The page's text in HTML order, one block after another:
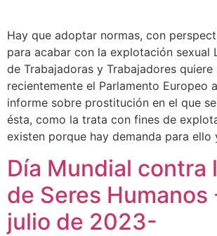
Hay que adoptar normas, con
para acabar con la explotación sexual
de Trabajadoras y Trabajadores
recientemente el Parlamento Europeo
informe sobre prostitución en el que
ésta, como la trata con fines de
existen porque hay demanda para
Día Mundial contra
de Seres
julio de 2023-